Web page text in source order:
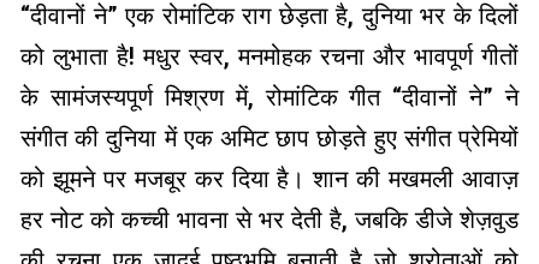
“दीवानों ने” एक रोमांटिक राग छेड़ता है, दुनिया भर के दिलों
को लुभाता है! मधुर स्वर, मनमोहक रचना और भावपूर्ण गीतों
के सामंजस्यपूर्ण मिश्रण में, रोमांटिक गीत “दीवानों ने” ने
संगीत की दुनिया में एक अमिट छाप छोड़ते हुए संगीत प्रेमियों
को झूमने पर मजबूर कर दिया है। शान की मखमली आवाज़
हर नोट को कच्ची भावना से भर देती है, जबकि डीजे शेज़वुड